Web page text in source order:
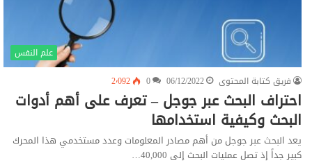
علم النفس
فريق كتابة المحتوى
06/12/2022
0 2٬092
احتراف البحث عبر جوجل – تعرف على أهم أدوات
البحث وكيفية استخدامها
يعد البحث عبر جوجل من أهم مصادر المعلومات وعدد مستخدمي هذا المحرك
كبير جداً إذ تصل عمليات البحث إلى 40,000…